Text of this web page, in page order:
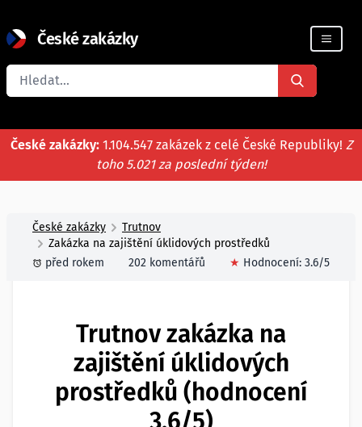
České zakázky
Registrace firmy
České zakázky: 1.104.547 zakázek z celé České Republiky! Z
toho 5.021 za poslední týden!
České zakázky
Trutnov
Zakázka na zajištění úklidových prostředků
před rokem
202 komentářů ★ Hodnocení: 3.6/5
Trutnov zakázka na
zajištění úklidových
prostředků (hodnocení